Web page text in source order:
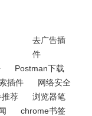
去广告插
件
Postman下载
插件
网络安全
推荐
浏览器笔
chrome书签